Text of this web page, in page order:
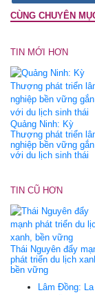
CÙNG CHUYÊN
TIN MỚI HƠN
Quảng Ninh: Kỳ
Thượng phát triển
nghiệp bền vững gắn
với du lịch sinh thái
TIN CŨ HƠN
Thái Nguyên đẩy
phát triển du lịch
bền vững
Lâm Đồng: